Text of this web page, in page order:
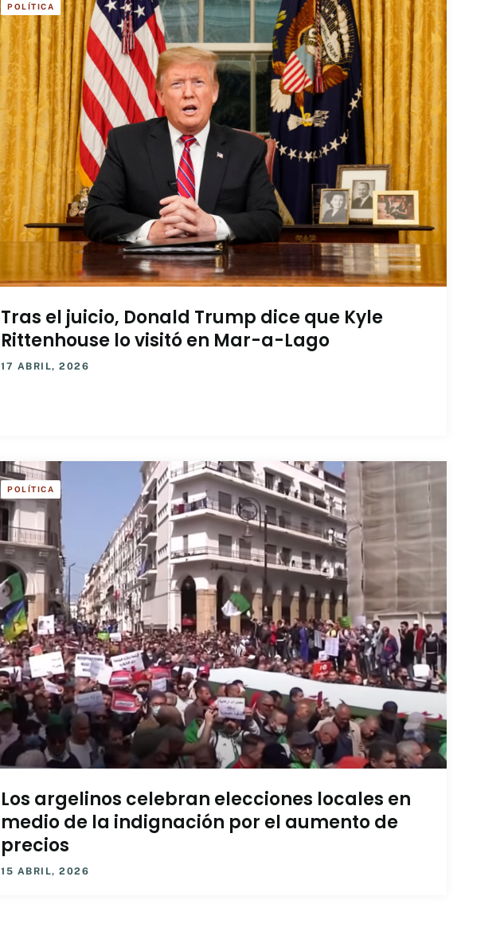
POLÍTICA
Tras el juicio, Donald Trump dice que Kyle
Rittenhouse lo visitó en Mar-a-Lago
17 ABRIL, 2026
POLÍTICA
Los argelinos celebran elecciones locales en
medio de la indignación por el aumento de
precios
15 ABRIL, 2026